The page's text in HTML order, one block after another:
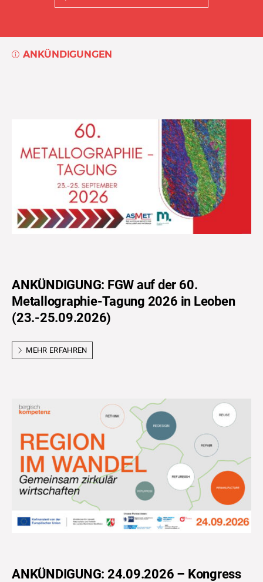
ANKÜNDIGUNGEN
ANKÜNDIGUNG: FGW auf der 60.
Metallographie-Tagung 2026 in Leoben
(23.-25.09.2026)
MEHR ERFAHREN
ANKÜNDIGUNG: 24.09.2026 – Kongress